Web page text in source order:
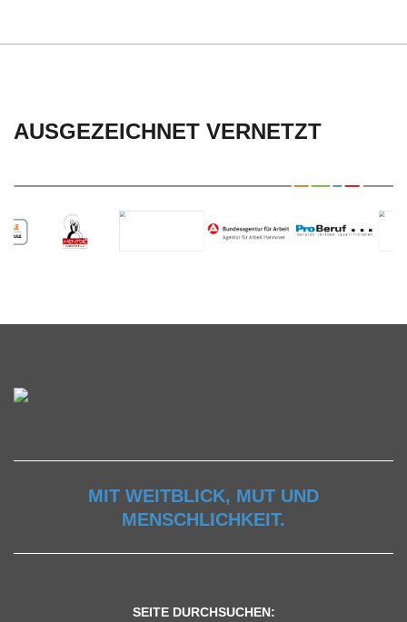
AUSGEZEICHNET VERNETZT
MIT WEITBLICK, MUT UND
MENSCHLICHKEIT.
SEITE DURCHSUCHEN: